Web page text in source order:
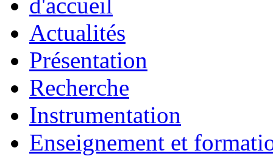
Actualités
Présentation
Recherche
Instrumentation
Enseignement et